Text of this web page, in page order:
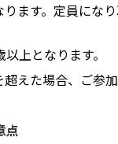
ます。定員にな
上となります。
えた場合、ご参
点